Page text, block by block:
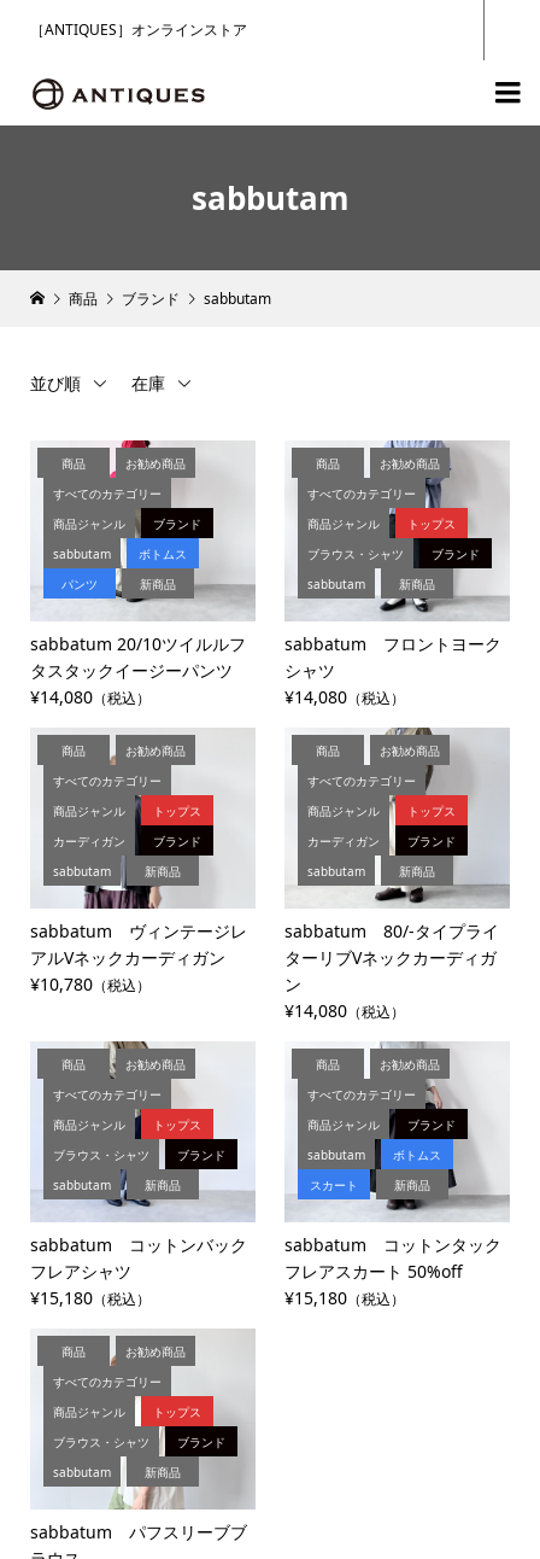
［ANTIQUES］オンラインストア

sabbutam
商品 ブランド sabbutam
並び順 在庫
商品
お勧め商品
すべてのカテゴリー
商品ジャンル
ブランド
sabbutam
ボトムス
パンツ
新商品
sabbatum 20/10ツイルルフ
タスタックイージーパンツ
¥14,080（税込）
商品
お勧め商品
すべてのカテゴリー
商品ジャンル
トップス
ブラウス・シャツ
ブランド
sabbutam
新商品
sabbatum フロントヨーク
シャツ
¥14,080 （税込）
商品
お勧め商品
すべてのカテゴリー
商品ジャンル
トップス
カーディガン
ブランド
sabbutam
新商品
sabbatum ヴィンテージレ
アルVネックカーディガン
¥10,780（税込）
商品
お勧め商品
すべてのカテゴリー
商品ジャンル
トップス
カーディガン
ブランド
sabbutam
新商品
sabbatum 80/-タイプライ
ターリブVネックカーディガ
ン
¥14,080 （税込）
商品
お勧め商品
すべてのカテゴリー
商品ジャンル
トップス
ブラウス・シャツ
ブランド
sabbutam
新商品
sabbatum コットンバック
フレアシャツ
¥15,180（税込）
商品
お勧め商品
すべてのカテゴリー
商品ジャンル
ブランド
sabbutam
ボトムス
スカート
新商品
sabbatum コットンタック
フレアスカート 50%off
¥15,180 （税込）
商品
お勧め商品
すべてのカテゴリー
商品ジャンル
トップス
ブラウス・シャツ
ブランド
sabbutam
新商品
sabbatum パフスリーブブ